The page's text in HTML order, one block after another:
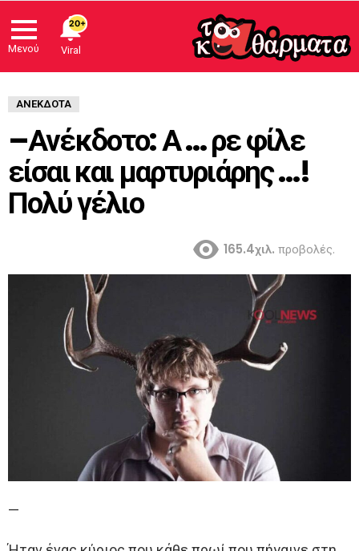
Μενού
ΑΝΈΚΔΟΤΑ
–Ανέκδοτο: Α … ρε φίλε
είσαι και μαρτυριάρης …!
Πολύ γέλιο
165.4χιλ. προβολές.
—
20+
Viral